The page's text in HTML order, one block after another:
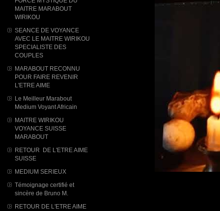
MAITRE MARABOUT
WIRIKOU
SEANCE DE VOYANCE
AVEC LE MAITRE WIRIKOU
SPECIALISTE DES
COUPLES
MARABOUT RECONNU
POUR FAIRE REVENIR
L'ETRE AIME
Le Meilleur Marabout
Medium Voyant Africain
MAITRE WIRIKOU
VOYANCE SUISSE
MARABOUT
RETOUR DE L'ETRE AIME
SUISSE
MEDIUM SERIEUX
Témoignage certifié et
sincère de Bruno M.
RETOUR DE L'ETRE AIME